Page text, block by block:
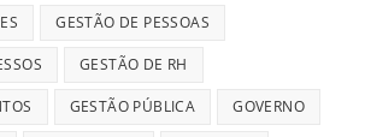
GESTÃO DE PESSOAS
GESTÃO DE RH
GESTÃO PÚBLICA GOVERNO